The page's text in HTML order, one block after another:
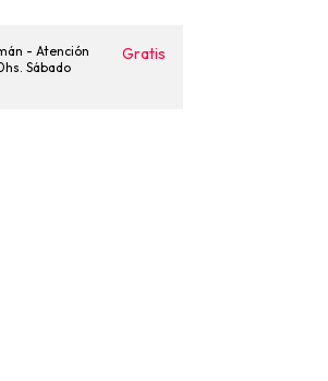
- Atención
Sábado
Gratis